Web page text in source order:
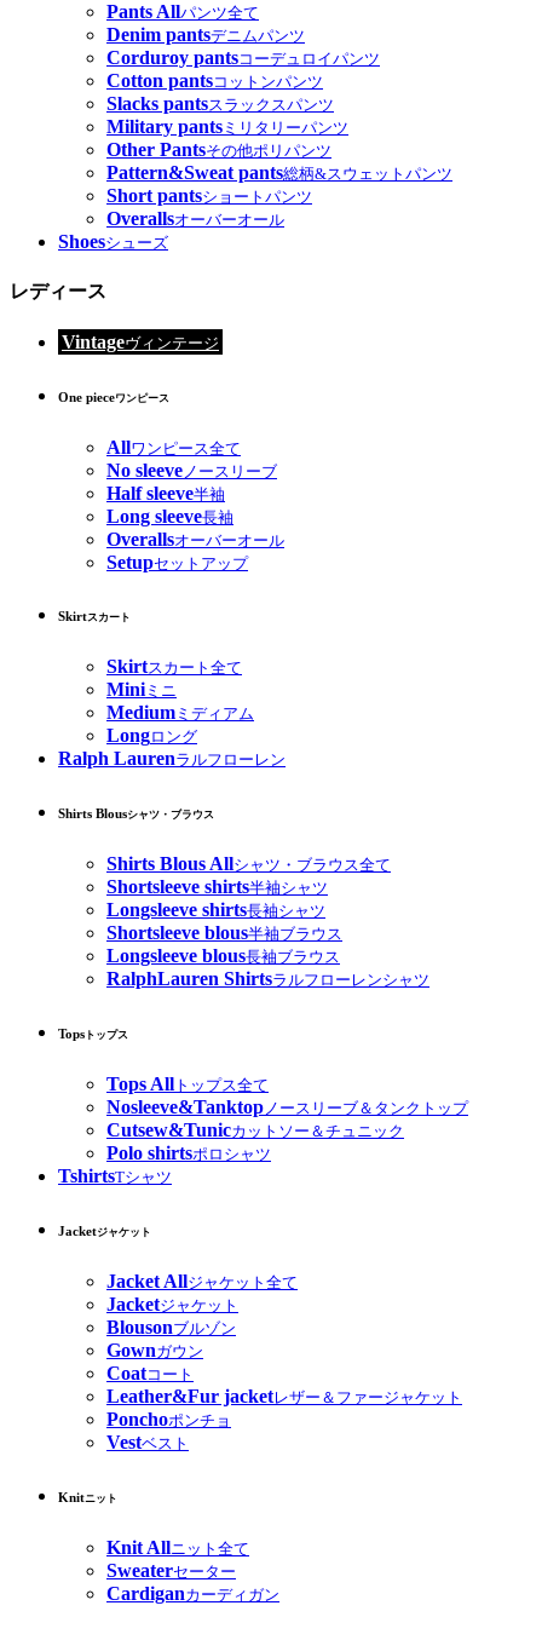
Pants Allパンツ全て
Denim pantsデニムパンツ
Corduroy pantsコーデュロイパンツ
Cotton pantsコットンパンツ
Slacks pantsスラックスパンツ
Military pants ミリタリーパンツ
Other Pantsその他ポリパンツ
Pattern&Sweat pants総柄&スウェットパンツ
Short pantsショートパンツ
Overallsオーバーオール
Shoesシューズ
レディース
Vintageヴィンテージ
One pieceワンピース
Allワンピース全て
No sleeve ノースリーブ
Half sleeve半袖
Long sleeve長袖
Overallsオーバーオール
Setupセットアップ
Skirtスカート
Skirtスカート全て
Miniミニ
Medium ミディアム
Longロング
Ralph Laurenラルフローレン
Shirts Blousシャツ・ブラウス
Shirts Blous Allシャツ・ブラウス全て
Shortsleeve shirts半袖シャツ
Longsleeve shirts長袖シャツ
Shortsleeve blous半袖ブラウス
Longsleeve blous長袖ブラウス
RalphLauren Shirtsラルフローレンシャツ
Tops トップス
Tops All トップス全て
Nosleeve&Tanktopノースリーブ＆タンクトップ
Cutsew&Tunicカットソー＆チュニック
Polo shirtsポロシャツ
TshirtsTシャツ
Jacketジャケット
Jacket Allジャケット全て
Jacketジャケット
Blousonブルゾン
Gownガウン
Coatコート
Leather&Fur jacketレザー＆ファージャケット
Ponchoポンチョ
Vestベスト
Knitニット
Knit Allニット全て
Sweaterセーター
Cardiganカーディガン